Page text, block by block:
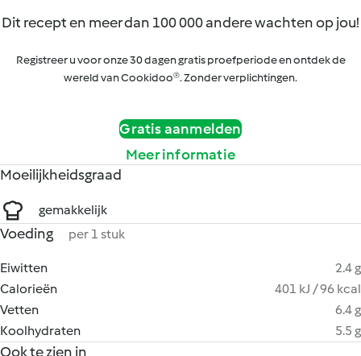
Dit recept en meer dan 100 000 andere wachten op jou!
Registreer u voor onze 30 dagen gratis proefperiode en ontdek de
wereld van Cookidoo®. Zonder verplichtingen.
Gratis aanmelden
Meer informatie
Moeilijkheidsgraad
gemakkelijk
Voeding per 1 stuk
Eiwitten
2.4 g
Calorieën
401 kJ / 96 kcal
Vetten
6.4 g
Koolhydraten
5.5 g
Ook te zien in